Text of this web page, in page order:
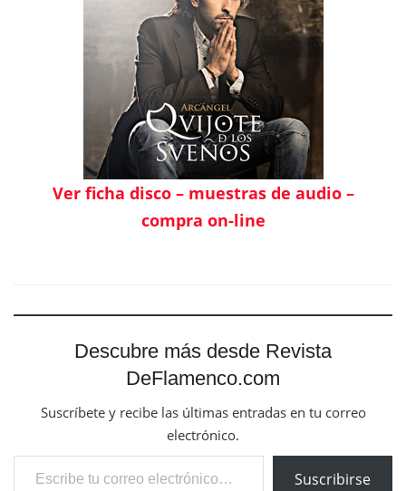
Ver ficha disco – muestras de audio –
compra on-line
Descubre más desde Revista
DeFlamenco.com
Suscríbete y recibe las últimas entradas en tu correo
electrónico.
Escribe tu correo electrónico…
Suscribirse